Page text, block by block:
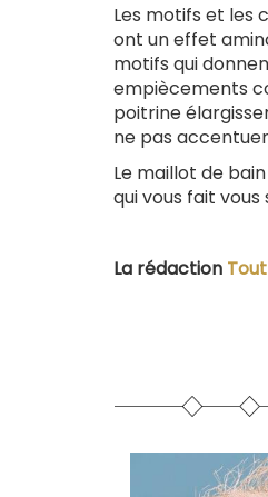
Les motifs et les
ont un effet
motifs qui
empiècements
poitrine
ne pas
Le maillot de
qui vous fait
La rédaction